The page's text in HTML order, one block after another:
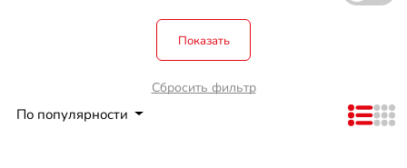
Показать
Сбросить фильтр
По популярности